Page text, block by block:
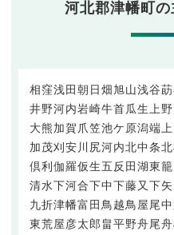
河北郡津幡町
相窪浅田朝日畑旭山浅谷
井野河内岩崎牛首瓜生 上野
大熊加賀爪笠池ケ原潟端
加茂刈安 川尻河内北中条
倶利伽羅仮生五反田湖東籠
清水下河合下中下藤又 下矢
九折津幡富田 鳥越鳥屋尾
東荒屋彦太郎畠平野舟尾